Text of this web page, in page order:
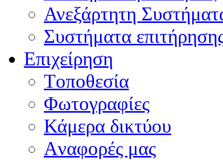
Ανεξάρτητη
Συστήματα
Επιχείρηση
Tοποθεσία
Φωτογραφίες
Κάμερα δικτύου
Aναφορές μας